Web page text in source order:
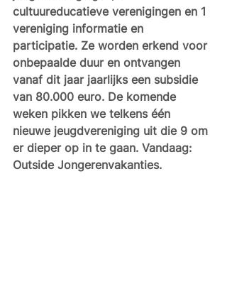
cultuureducatieve verenigingen en 1
vereniging informatie en
participatie. Ze worden erkend voor
onbepaalde duur en ontvangen
vanaf dit jaar jaarlijks een subsidie
van 80.000 euro. De komende
weken pikken we telkens één
nieuwe jeugdvereniging uit die 9 om
er dieper op in te gaan. Vandaag:
Outside Jongerenvakanties.